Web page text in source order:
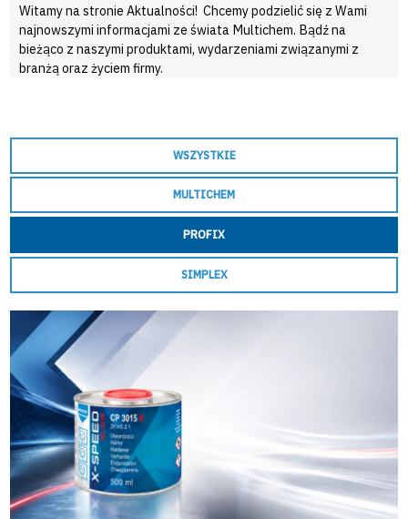
Witamy na stronie Aktualności! Chcemy podzielić się z Wami
najnowszymi informacjami ze świata Multichem. Bądź na
bieżąco z naszymi produktami, wydarzeniami związanymi z
branżą oraz życiem firmy.
WSZYSTKIE
MULTICHEM
PROFIX
SIMPLEX